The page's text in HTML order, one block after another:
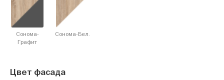
Сонома-
Графит
Сонома-Бел.
Цвет фасада